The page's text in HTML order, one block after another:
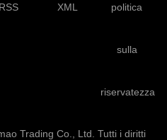
RSS XML politica
sulla
riservatezza
Trading Co., Ltd. Tutti i diritti